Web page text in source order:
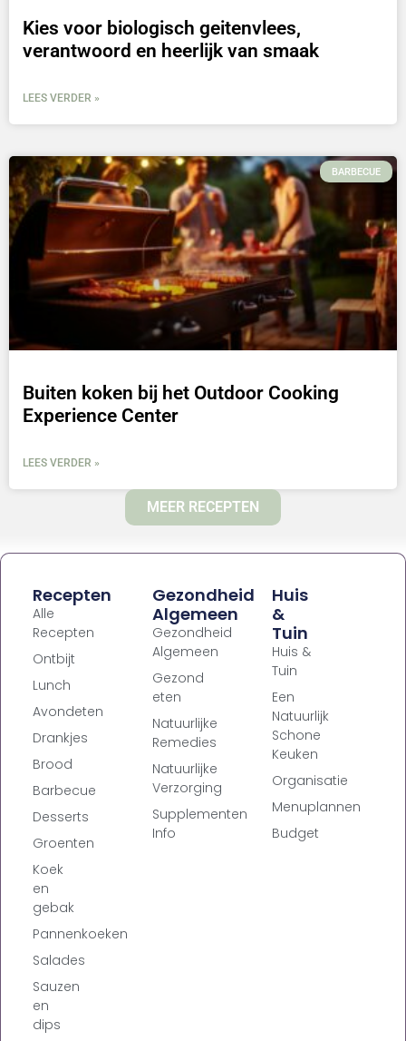
Kies voor biologisch geitenvlees,
verantwoord en heerlijk van smaak
LEES VERDER »
BARBECUE
Buiten koken bij het Outdoor Cooking
Experience Center
LEES VERDER »
MEER RECEPTEN
Recepten
Alle
Recepten
Ontbijt
Lunch
Avondeten
Drankjes
Brood
Barbecue
Desserts
Groenten
Koek
en
gebak
Pannenkoeken
Salades
Sauzen
en
dips
Gezondheid
Algemeen
Gezondheid
Algemeen
Gezond
eten
Natuurlijke
Remedies
Natuurlijke
Verzorging
Supplementen
Info
Huis
&
Tuin
Huis &
Tuin
Een
Natuurlijk
Schone
Keuken
Organisatie
Menuplannen
Budget